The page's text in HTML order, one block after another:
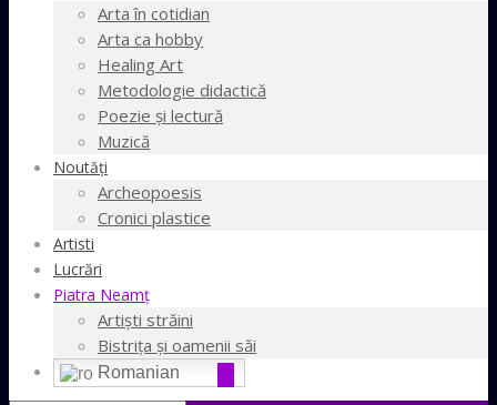
Arta în cotidian
Arta ca hobby
Healing Art
Metodologie didactică
Poezie şi lectură
Muzică
Noutăţi
Archeopoesis
Cronici plastice
Artisti
Lucrări
Piatra Neamţ
Artişti străini
Bistriţa şi oamenii săi
Romanian